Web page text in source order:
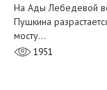
На Ады Лебедевой
Пушкина
мосту…
1951